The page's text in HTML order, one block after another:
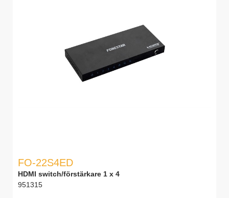
FO-22S4ED
HDMI switch/förstärkare 1 x 4
951315